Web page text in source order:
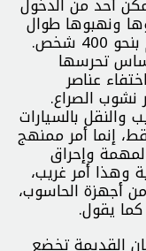
أن يتمكن أحد من الدخول
ونهبوها طوال
تحرسها
عناصر
نشوب الصراع.
والنقل بالسيارات
إنما أمر ممنهج
وإحراق
وهذا أمر غريب،
أجهزة الحاسوب،
يقول.
القديمة تخضع